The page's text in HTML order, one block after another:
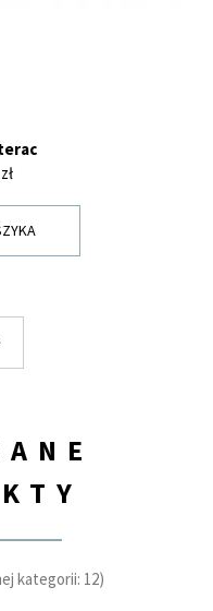
kategorii: 12)